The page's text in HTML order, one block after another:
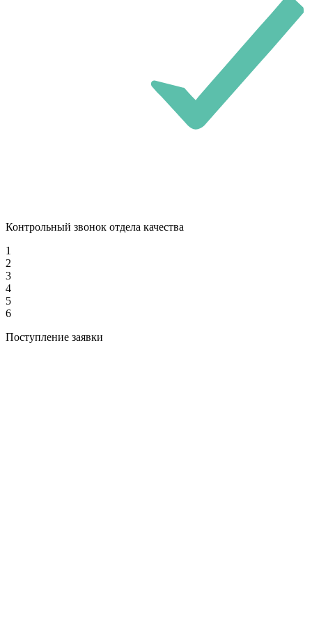
Контрольный звонок отдела качества
1
2
3
4
5
6
Поступление заявки